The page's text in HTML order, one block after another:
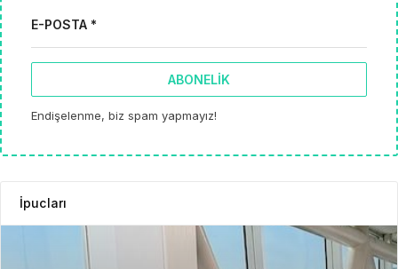
E-POSTA *
ABONELIK
Endişelenme, biz spam yapmayız!
İpucları